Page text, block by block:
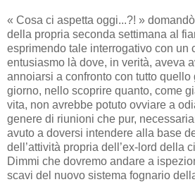
« Cosa ci aspetta oggi...?! »
della propria seconda settimana al
esprimendo tale interrogativo con un
entusiasmo là dove, in verità, aveva
annoiarsi a confronto con tutto
giorno, nello scoprire quanto, come
vita, non avrebbe potuto ovviare a
genere di riunioni che pur,
avuto a doversi intendere alla base
dell’attività propria dell’ex-lord della
Dimmi che dovremo andare a
scavi del nuovo sistema fognario